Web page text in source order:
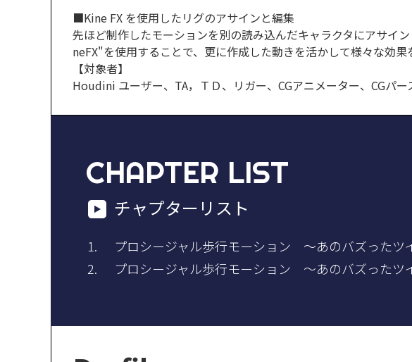
■Kine FX を使用したリグのアサインと編集
先ほど制作したモーションを別の読み込んだキャラクタにアサイ
neFX"を使用することで、更に作成した動きを活かして様々な効果
【対象者】
Houdini ユーザー、TA，ＴＤ、リガー、CGアニメーター、CGパー
CHAPTER LIST
チャプターリスト
プロシージャル歩行モーション ～あのバズったツ
プロシージャル歩行モーション ～あのバズったツ